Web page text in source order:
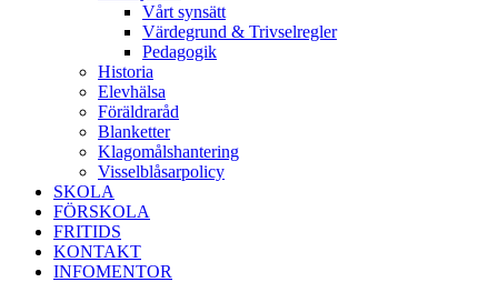
Vårt synsätt
Värdegrund & Trivselregler
Pedagogik
Historia
Elevhälsa
Föräldraråd
Blanketter
Klagomålshantering
Visselblåsarpolicy
SKOLA
FÖRSKOLA
FRITIDS
KONTAKT
INFOMENTOR